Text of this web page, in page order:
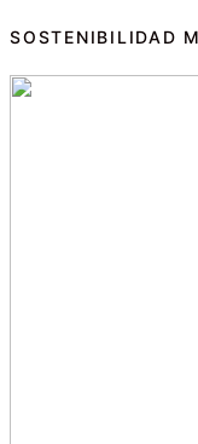
SOSTENIBILIDAD